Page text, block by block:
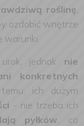
roślinę,
ozdobić wnętrze
warunki.
jednak nie
konkretnych
ich dużym
- nie trzeba ich
pyłków, co